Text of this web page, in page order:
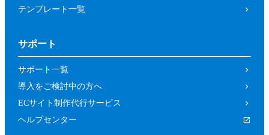
テンプレート一覧
サポート
サポート一覧
導入をご検討中の方へ
ECサイト制作代行サービス
ヘルプセンター